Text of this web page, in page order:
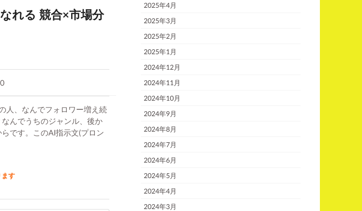
れる 競合×市場分
人、なんでフォロワー増え続
んでうちのジャンル、後か
です。このAI指示文(プロン
ます
2025年4月
2025年3月
2025年2月
2025年1月
2024年12月
2024年11月
2024年10月
2024年9月
2024年8月
2024年7月
2024年6月
2024年5月
2024年4月
2024年3月